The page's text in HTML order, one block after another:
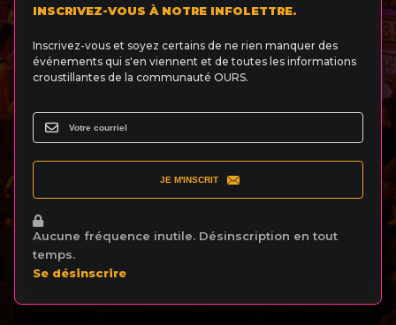
INSCRIVEZ-VOUS À NOTRE INFOLETTRE.
Inscrivez-vous et soyez certains de ne rien manquer des
événements qui s'en viennent et de toutes les informations
croustillantes de la communauté OURS.
JE M'INSCRIT
Aucune fréquence inutile. Désinscription en tout
temps.
Se désinscrire